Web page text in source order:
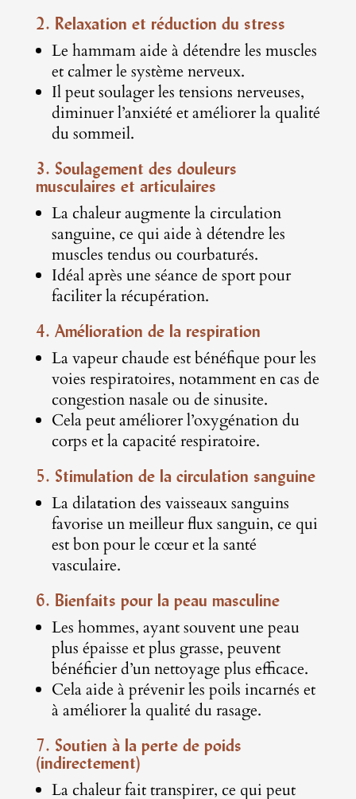
2. Relaxation et réduction du stress
Le hammam aide à détendre les muscles
et calmer le système nerveux.
Il peut soulager les tensions nerveuses,
diminuer l’anxiété et améliorer la qualité
du sommeil.
3. Soulagement des douleurs
musculaires et articulaires
La chaleur augmente la circulation
sanguine, ce qui aide à détendre les
muscles tendus ou courbaturés.
Idéal après une séance de sport pour
faciliter la récupération.
4. Amélioration de la respiration
La vapeur chaude est bénéfique pour les
voies respiratoires, notamment en cas de
congestion nasale ou de sinusite.
Cela peut améliorer l’oxygénation du
corps et la capacité respiratoire.
5. Stimulation de la circulation sanguine
La dilatation des vaisseaux sanguins
favorise un meilleur flux sanguin, ce qui
est bon pour le cœur et la santé
vasculaire.
6. Bienfaits pour la peau masculine
Les hommes, ayant souvent une peau
plus épaisse et plus grasse, peuvent
bénéficier d’un nettoyage plus efficace.
Cela aide à prévenir les poils incarnés et
à améliorer la qualité du rasage.
7. Soutien à la perte de poids
(indirectement)
La chaleur fait transpirer, ce qui peut